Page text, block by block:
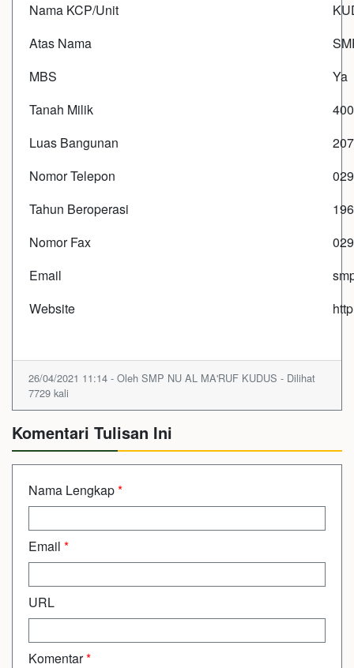
Nama KCP/Unit
Atas Nama
MBS
Ya
Tanah Milik
Luas Bangunan
Nomor Telepon
Tahun Beroperasi
Nomor Fax
Email
Website
26/04/2021 11:14 - Oleh SMP NU AL MA'RUF KUDUS - Dilihat
7729 kali
Komentari Tulisan Ini
Nama Lengkap*
Email *
URL
Komentar*